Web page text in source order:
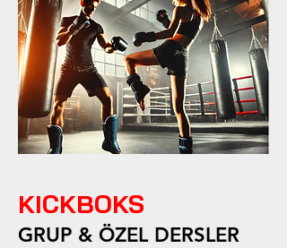
KICKBOKS
GRUP & ÖZEL DERSLER